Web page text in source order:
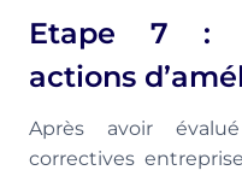
Etape 7 :
actions
Après avoir
correctives